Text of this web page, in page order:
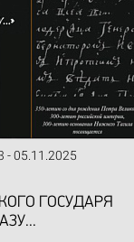
- 05.11.2025
ГОСУДАРЯ